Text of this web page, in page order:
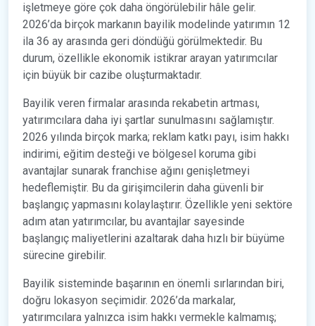
işletmeye göre çok daha öngörülebilir hâle gelir.
2026’da birçok markanın bayilik modelinde yatırımın 12
ila 36 ay arasında geri döndüğü görülmektedir. Bu
durum, özellikle ekonomik istikrar arayan yatırımcılar
için büyük bir cazibe oluşturmaktadır.
Bayilik veren firmalar arasında rekabetin artması,
yatırımcılara daha iyi şartlar sunulmasını sağlamıştır.
2026 yılında birçok marka; reklam katkı payı, isim hakkı
indirimi, eğitim desteği ve bölgesel koruma gibi
avantajlar sunarak franchise ağını genişletmeyi
hedeflemiştir. Bu da girişimcilerin daha güvenli bir
başlangıç yapmasını kolaylaştırır. Özellikle yeni sektöre
adım atan yatırımcılar, bu avantajlar sayesinde
başlangıç maliyetlerini azaltarak daha hızlı bir büyüme
sürecine girebilir.
Bayilik sisteminde başarının en önemli sırlarından biri,
doğru lokasyon seçimidir. 2026’da markalar,
yatırımcılara yalnızca isim hakkı vermekle kalmamış;